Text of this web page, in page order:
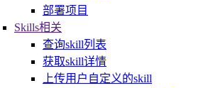
部署项目
Skills相关
查询skill列表
获取skill详情
上传用户自定义的skill